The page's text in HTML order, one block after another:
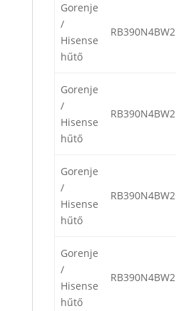
Gorenje
/
Hisense
hűtő
RB390N4BW2
Gorenje
/
Hisense
hűtő
RB390N4BW2
Gorenje
/
Hisense
hűtő
RB390N4BW2
Gorenje
/
Hisense
hűtő
RB390N4BW2